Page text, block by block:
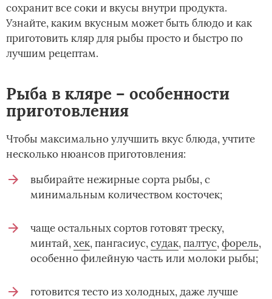
сохранит все соки и вкусы внутри продукта.
Узнайте, каким вкусным может быть блюдо и как
приготовить кляр для рыбы просто и быстро по
лучшим рецептам.
Рыба в кляре – особенности
приготовления
Чтобы максимально улучшить вкус блюда, учтите
несколько нюансов приготовления:
выбирайте нежирные сорта рыбы, с
минимальным количеством косточек;
чаще остальных сортов готовят треску,
минтай,хек, пангасиус,судак,палтус,форель,
особенно филейную часть или молоки рыбы;
готовится тесто из холодных, даже лучше